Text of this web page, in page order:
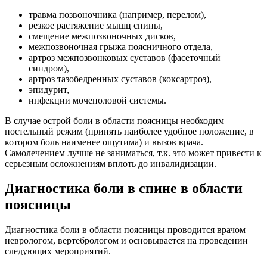
травма позвоночника (например, перелом),
резкое растяжение мышц спины,
смещение межпозвоночных дисков,
межпозвоночная грыжа поясничного отдела,
артроз межпозвонковых суставов (фасеточный
синдром),
артроз тазобедренных суставов (коксартроз),
эпидурит,
инфекции мочеполовой системы.
В случае острой боли в области поясницы необходим
постельный режим (принять наиболее удобное положение, в
котором боль наименее ощутима) и вызов врача.
Самолечением лучше не заниматься, т.к. это может привести к
серьезным осложнениям вплоть до инвалидизации.
Диагностика боли в спине в области
поясницы
Диагностика боли в области поясницы проводится врачом
неврологом, вертебрологом и основывается на проведении
следующих мероприятий.